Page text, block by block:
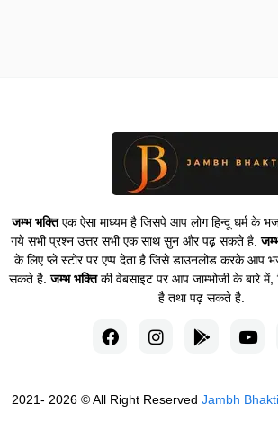
जम्भ भक्तिएक ऐसा माध्यम है जिसपे आप लोग हिन्दू धर्म के
गये सभी प्रश्न उत्तर सभी एक साथ सुन और पढ़ सकते है.
के लिए प्ले स्टोर पर एप्प देता है जिसे डाउनलोड करके आप
सकते है.जम्भ भक्तिकी वेबसाइट पर आप जाम्भोजी के बारे में,
है तथा पढ़ सकते है.
2021- 2026 © All Right Reserved Jambh Bhakti